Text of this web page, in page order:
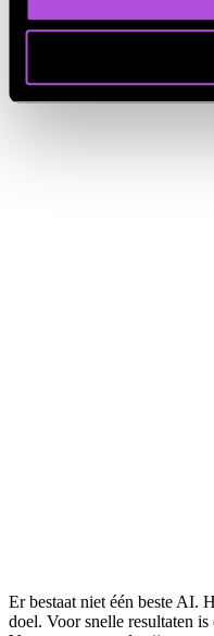
Wat is de beste AI om
Er bestaat niet één beste AI.
doel. Voor snelle resultaten